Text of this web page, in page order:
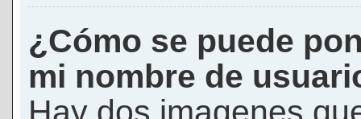
¿Cómo se puede
mi nombre de
Hay dos imagenes